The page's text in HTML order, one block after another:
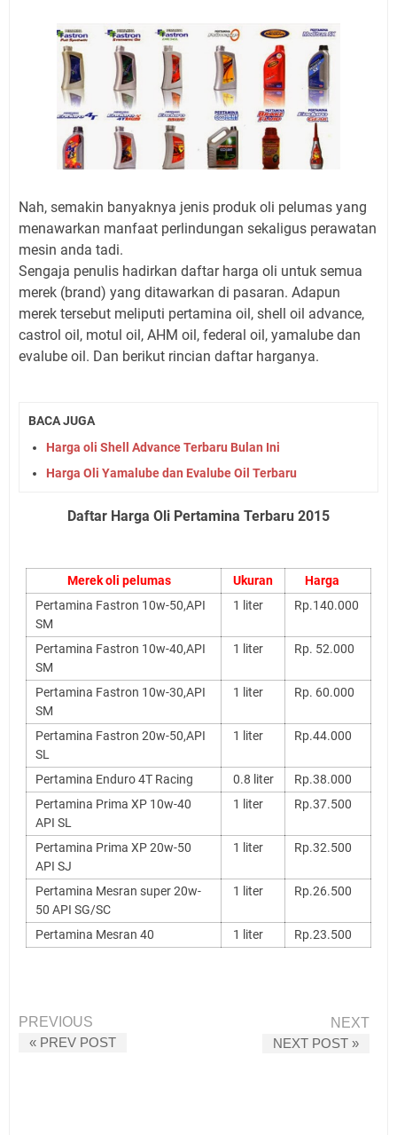
Nah, semakin banyaknya jenis produk oli pelumas yang
menawarkan manfaat perlindungan sekaligus perawatan
mesin anda tadi.
Sengaja penulis hadirkan daftar harga oli untuk semua
merek (brand) yang ditawarkan di pasaran. Adapun
merek tersebut meliputi pertamina oil, shell oil advance,
castrol oil, motul oil, AHM oil, federal oil, yamalube dan
evalube oil. Dan berikut rincian daftar harganya.
BACA JUGA
Harga oli Shell Advance Terbaru Bulan Ini
Harga Oli Yamalube dan Evalube Oil Terbaru
Daftar Harga Oli Pertamina Terbaru 2015
Merek oli pelumas Ukuran
Harga
Pertamina Fastron 10w-50,API
SM
1 liter Rp.140.000
Pertamina Fastron 10w-40,API
SM
1 liter Rp. 52.000
Pertamina Fastron 10w-30,API
SM
1 liter Rp. 60.000
Pertamina Fastron 20w-50,API
SL
1 liter Rp.44.000
Pertamina Enduro 4T Racing 0.8 liter
Rp.38.000
Pertamina Prima XP 10w-40
API SL
1 liter Rp.37.500
Pertamina Prima XP 20w-50
API SJ
1 liter Rp.32.500
Pertamina Mesran super 20w-
50 API SG/SC
1 liter Rp.26.500
Pertamina Mesran 40 1 liter Rp.23.500
PREVIOUS
« PREV POST
NEXT
NEXT POST »